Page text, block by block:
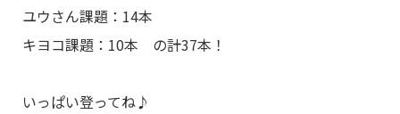
ユウさん課題：14本
キヨコ課題：10本 の計37本！
いっぱい登ってね♪